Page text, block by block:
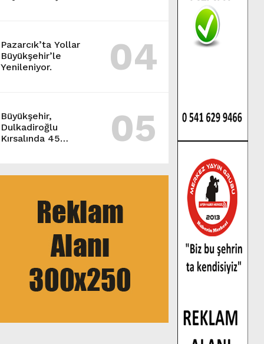
Pazarcık’ta Yollar
Büyükşehir’le
Yenileniyor.
04
Büyükşehir,
Dulkadiroğlu
Kırsalında 45
05